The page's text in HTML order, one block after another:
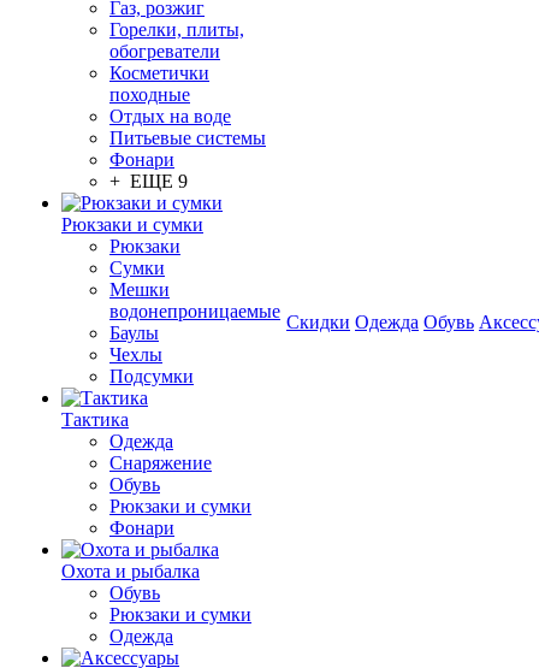
Газ, розжиг
Горелки, плиты,
обогреватели
Косметички
походные
Отдых на воде
Питьевые системы
Фонари
+ ЕЩЕ 9
Рюкзаки и сумки
Рюкзаки
Сумки
Мешки
водонепроницаемые
Баулы
Чехлы
Подсумки
Тактика
Одежда
Снаряжение
Обувь
Рюкзаки и сумки
Фонари
Охота и рыбалка
Обувь
Рюкзаки и сумки
Одежда
Скидки Одежда Обувь